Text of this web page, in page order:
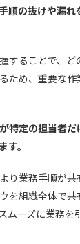
順の抜けや漏
することで、
ため、重要な
特定の担当者
す。
り業務手順が
を組織全体で
ムーズに業務を